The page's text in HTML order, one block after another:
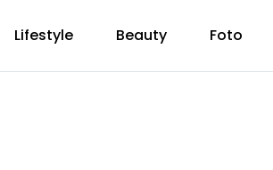
Lifestyle Beauty Foto